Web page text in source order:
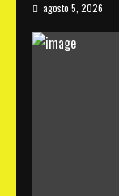
agosto 5, 2026